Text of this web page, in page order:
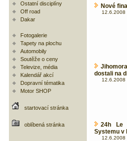
Ostatní disciplíny
Off road
Dakar
Fotogalerie
Tapety na plochu
Automobily
Soutěže o ceny
Televize, média
Kalendář akcí
Dopravní tématika
Motor SHOP
startovací stránka
oblíbená stránka
Nové
12.6.2008
dostali na
12.6.2008
24h Le
Systemu v
12.6.2008